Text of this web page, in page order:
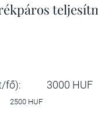
(Ft/fő): 3000 HUF
2500 HUF